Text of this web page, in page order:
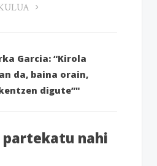
Garcia: “Kirola
da, baina orain,
digute”"
nahi